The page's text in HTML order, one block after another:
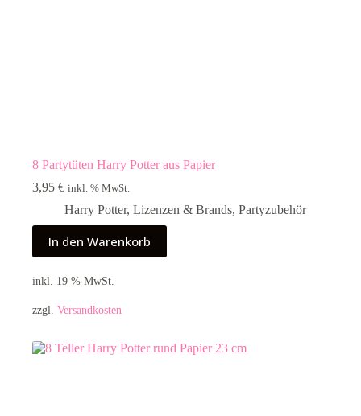
8 Partytüten Harry Potter aus Papier
3,95 € inkl. % MwSt.
Harry Potter, Lizenzen & Brands, Partyzubehör
In den Warenkorb
inkl. 19 % MwSt.
zzgl. Versandkosten